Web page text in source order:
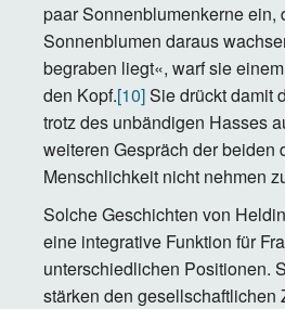
paar Sonnenblumenkerne ein,
Sonnenblumen daraus
begraben liegt«, warf sie
den Kopf.[10]Sie drückt damit
trotz des unbändigen Hasses
weiteren Gespräch der beiden
Menschlichkeit nicht nehmen
Solche Geschichten von
eine integrative Funktion für
unterschiedlichen Positionen.
stärken den gesellschaftlichen